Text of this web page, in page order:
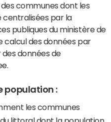
communes dont les
par la
publiques du ministère de
calcul des données par
données de
population :
les communes